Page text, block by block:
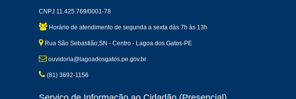
CNPJ 11.425.769/0001-78
Horário de atendimento de segunda a sexta dàs 7h às 13h
Rua São Sebastião,SN - Centro - Lagoa dos Gatos-PE
ouvidoria@lagoadosgatos.pe.gov.br
(81) 3692-1156